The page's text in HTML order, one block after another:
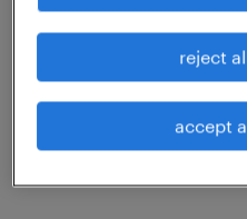
reject
accept